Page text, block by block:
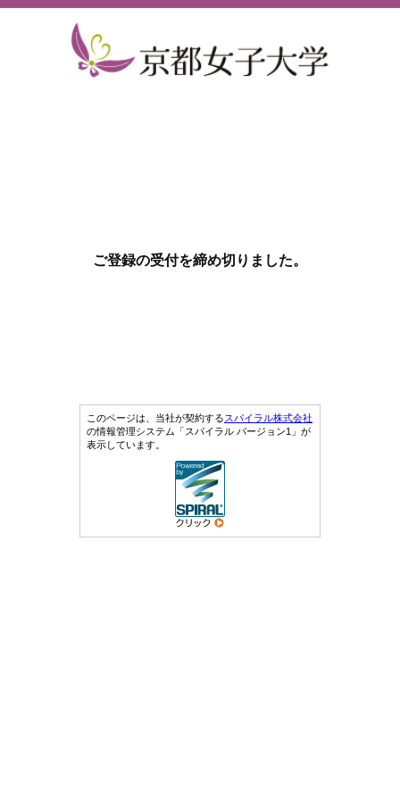
ご登録の受付を締め切りました。
このページは、当社が契約するスパイラル株式会社
の情報管理システム「スパイラル バージョン1」が
表示しています。